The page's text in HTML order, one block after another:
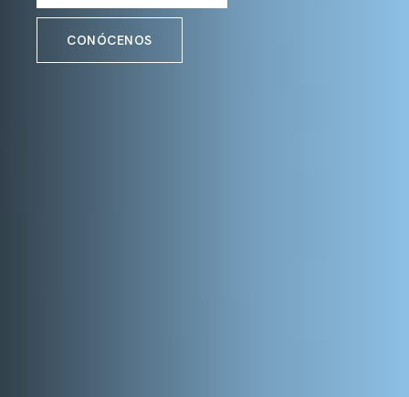
CONÓCENOS